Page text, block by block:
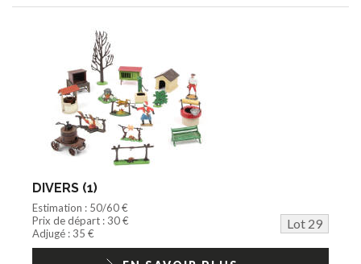
DIVERS (1)
Estimation : 50/60 €
Prix de départ : 30 €
Lot 29
Adjugé : 35 €